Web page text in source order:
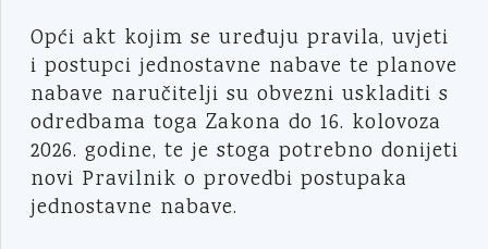
Opći akt kojim se uređuju pravila, uvjeti
i postupci jednostavne nabave te planove
nabave naručitelji su obvezni uskladiti s
odredbama toga Zakona do 16. kolovoza
2026. godine, te je stoga potrebno donijeti
novi Pravilnik o provedbi postupaka
jednostavne nabave.